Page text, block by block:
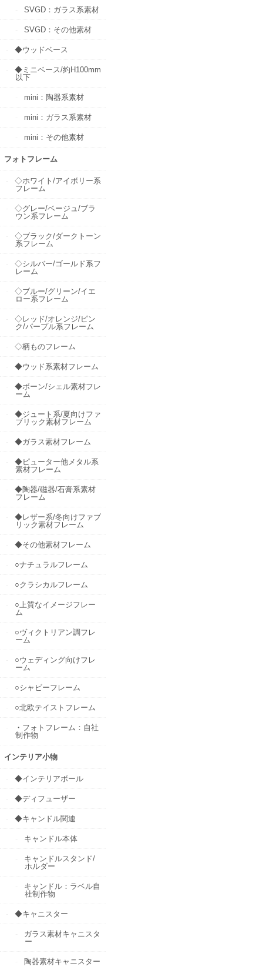
SVGD：ガラス系素材
SVGD：その他素材
◆ウッドベース
◆ミニベース/約H100mm
以下
mini：陶器系素材
mini：ガラス系素材
mini：その他素材
フォトフレーム
◇ホワイト/アイボリー系
フレーム
◇グレー/ベージュ/ブラ
ウン系フレーム
◇ブラック/ダークトーン
系フレーム
◇シルバー/ゴールド系フ
レーム
◇ブルー/グリーン/イエ
ロー系フレーム
◇レッド/オレンジ/ピン
ク/パープル系フレーム
◇柄ものフレーム
◆ウッド系素材フレーム
◆ボーン/シェル素材フレ
ーム
◆ジュート系/夏向けファ
ブリック素材フレーム
◆ガラス素材フレーム
◆ピューター他メタル系
素材フレーム
◆陶器/磁器/石膏系素材
フレーム
◆レザー系/冬向けファブ
リック素材フレーム
◆その他素材フレーム
○ナチュラルフレーム
○クラシカルフレーム
○上質なイメージフレー
ム
○ヴィクトリアン調フレ
ーム
○ウェディング向けフレ
ーム
○シャビーフレーム
○北欧テイストフレーム
・フォトフレーム：自社
制作物
インテリア小物
◆インテリアボール
◆ディフューザー
◆キャンドル関連
キャンドル本体
キャンドルスタンド/
ホルダー
キャンドル：ラベル自
社制作物
◆キャニスター
ガラス素材キャニスタ
ー
陶器素材キャニスター